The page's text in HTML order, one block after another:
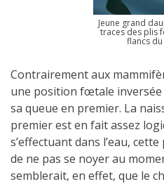
Jeune grand
traces des plis
flancs
Contrairement aux
une position fœtale
sa queue en premier. La
premier est en fait assez
s’effectuant dans l’eau,
de ne pas se noyer au
semblerait, en effet, que le